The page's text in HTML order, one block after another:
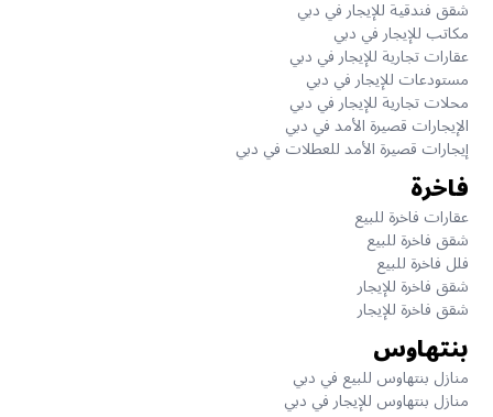
شقق فندقية للإيجار في دبي
مكاتب للإيجار في دبي
عقارات تجارية للإيجار في دبي
مستودعات للإيجار في دبي
محلات تجارية للإيجار في دبي
الإيجارات قصيرة الأمد في دبي
إيجارات قصيرة الأمد للعطلات في دبي
فاخرة
عقارات فاخرة للبيع
شقق فاخرة للبيع
فلل فاخرة للبيع
شقق فاخرة للإيجار
شقق فاخرة للإيجار
بنتهاوس
منازل بنتهاوس للبيع في دبي
منازل بنتهاوس للإيجار في دبي